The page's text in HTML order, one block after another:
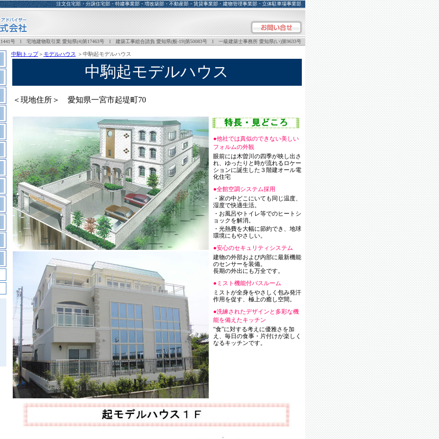
注文住宅部・分譲住宅部・特建事業部・増改築部・不動産部・賃貸事業部・建物管理事業部・立体駐車場事業部
号 l 宅地建物取引業 愛知県(4)第17463号 l 建築工事総合請負 愛知県(般-19)第50083号 l 一級建築士事務所 愛知県(い)第9633号
中駒トップ＞ モデルハウス ＞中駒起モデルハウス
中駒起モデルハウス
＜現地住所＞ 愛知県一宮市起堤町70
●他社では真似のできない美しい
フォルムの外観
眼前には木曽川の四季が映し出さ
れ、ゆったりと時が流れるロケー
ションに誕生した３階建オール電
化住宅
●全館空調システム採用
・家の中どこにいても同じ温度、
湿度で快適生活。
・お風呂やトイレ等でのヒートシ
ョックを解消。
・光熱費を大幅に節約でき、地球
環境にもやさしい。
●安心のセキュリティシステム
建物の外部および内部に最新機能
のセンサーを装備。
長期の外出にも万全です。
●ミスト機能付バスルーム
ミストが全身をやさしく包み発汗
作用を促す、極上の癒し空間。
●洗練されたデザインと多彩な機
能を備えたキッチン
“食”に対する考えに優雅さを加
え、毎日の食事・片付けが楽しく
なるキッチンです。